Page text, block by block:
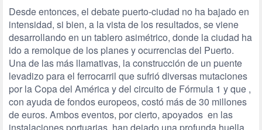
Desde entonces, el debate puerto-ciudad no ha bajado en
intensidad, si bien, a la vista de los resultados, se viene
desarrollando en un tablero asimétrico, donde la ciudad ha
ido a remolque de los planes y ocurrencias del Puerto.
Una de las más llamativas, la construcción de un puente
levadizo para el ferrocarril que sufrió diversas mutaciones
por la Copa del América y del circuito de Fórmula 1 y que ,
con ayuda de fondos europeos, costó más de 30 millones
de euros. Ambos eventos, por cierto, apoyados en las
instalaciones portuarias, han dejado una profunda huella